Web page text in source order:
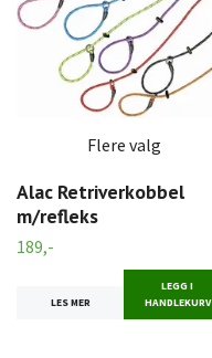
Flere valg
Alac Retriverkobbel
m/refleks
189,-
LES MER
LEGG I
HANDLEKURV